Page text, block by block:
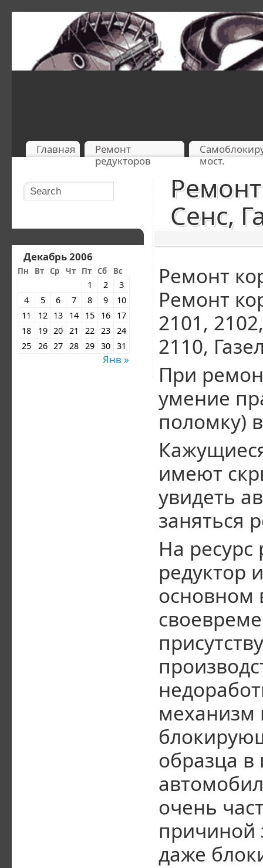
Главная
Ремонт
редукторов
мост.
Сенс,
Ремонт
Ремонт
2101,
2110,
При
умение
поломку)
имеют
увидеть
заняться
На ресурс
редуктор
основном
механизм
образца в
очень
причиной
даже
Декабрь 2006
Пн Вт Ср Чт Пт Сб Вс
Янв »
1 2
3
4
5 6 7 8 9
10
11
12 13 14 15 16
17
18
19 20 21 22 23 24
25
26 27 28 29 30 31